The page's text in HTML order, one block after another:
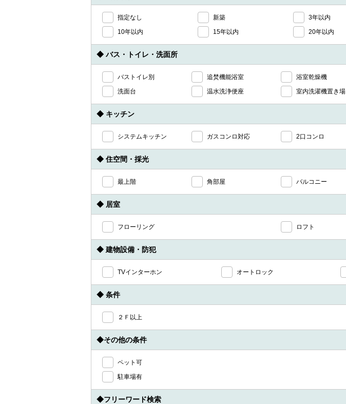
指定なし 新築 3年以内
10年以内
15年以内 20年以内
◆ バス・トイレ・洗面所
バストイレ別 追焚機能浴室 浴室乾燥機
洗面台
温水洗浄便座 室内洗濯機置き場
◆ キッチン
システムキッチン ガスコンロ対応 2口コンロ
◆ 住空間・採光
最上階 角部屋 バルコニー
◆ 居室
フローリング ロフト
◆ 建物設備・防犯
TVインターホン オートロック
◆ 条件
２Ｆ以上
◆その他の条件
ペット可
駐車場有
◆フリーワード検索